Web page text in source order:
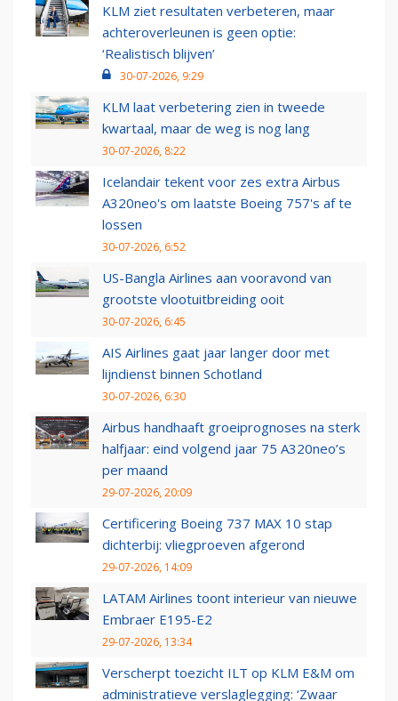
KLM ziet resultaten verbeteren, maar
achteroverleunen is geen optie:
‘Realistisch blijven’
30-07-2026, 9:29
KLM laat verbetering zien in tweede
kwartaal, maar de weg is nog lang
30-07-2026, 8:22
Icelandair tekent voor zes extra Airbus
A320neo's om laatste Boeing 757's af te
lossen
30-07-2026, 6:52
US-Bangla Airlines aan vooravond van
grootste vlootuitbreiding ooit
30-07-2026, 6:45
AIS Airlines gaat jaar langer door met
lijndienst binnen Schotland
30-07-2026, 6:30
Airbus handhaaft groeiprognoses na sterk
halfjaar: eind volgend jaar 75 A320neo’s
per maand
29-07-2026, 20:09
Certificering Boeing 737 MAX 10 stap
dichterbij: vliegproeven afgerond
29-07-2026, 14:09
LATAM Airlines toont interieur van nieuwe
Embraer E195-E2
29-07-2026, 13:34
Verscherpt toezicht ILT op KLM E&M om
administratieve verslaglegging: ‘Zwaar